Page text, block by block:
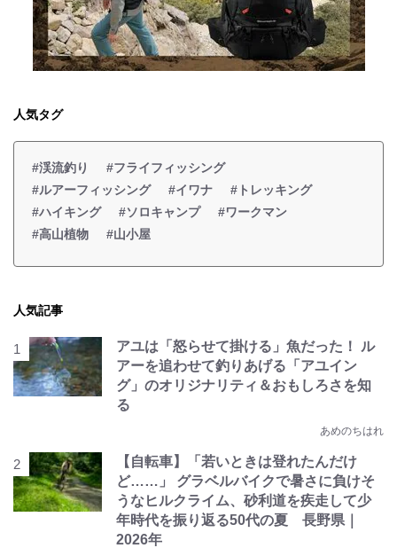
人気タグ
#渓流釣り
#フライフィッシング
#ルアーフィッシング
#イワナ
#トレッキング
#ハイキング
#ソロキャンプ
#ワークマン
#高山植物
#山小屋
人気記事
アユは「怒らせて掛ける」魚だった！ ル
アーを追わせて釣りあげる「アユイン
グ」のオリジナリティ＆おもしろさを知
る
あめのちはれ
【自転車】「若いときは登れたんだけ
ど……」 グラベルバイクで暑さに負けそ
うなヒルクライム、砂利道を疾走して少
年時代を振り返る50代の夏 長野県｜
2026年